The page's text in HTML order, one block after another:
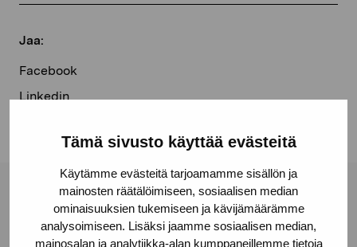
Tämä sivusto käyttää evästeitä
Käytämme evästeitä tarjoamamme sisällön ja
mainosten räätälöimiseen, sosiaalisen median
ominaisuuksien tukemiseen ja kävijämäärämme
analysoimiseen. Lisäksi jaamme sosiaalisen median,
mainosalan ja analytiikka-alan kumppaneillemme tietoja
Jaa:
Facebook
Linkedin
Pro Artibus -säätiö